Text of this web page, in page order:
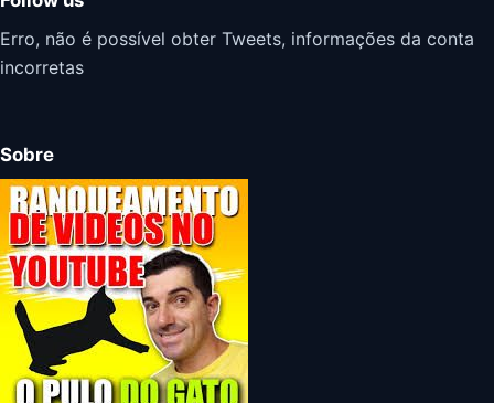
Erro, não é possível obter Tweets, informações da conta
incorretas
Sobre